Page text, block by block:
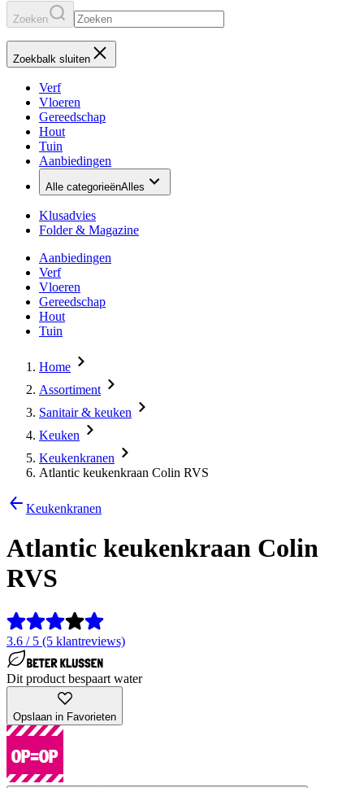
Zoeken
Zoekbalk sluiten
Verf
Vloeren
Gereedschap
Hout
Tuin
Aanbiedingen
Alle categorieënAlles
Klusadvies
Folder & Magazine
Aanbiedingen
Verf
Vloeren
Gereedschap
Hout
Tuin
Home
Assortiment
Sanitair & keuken
Keuken
Keukenkranen
Atlantic keukenkraan Colin RVS
Keukenkranen
Atlantic keukenkraan Colin
RVS
3.6 / 5 (5 klantreviews)
Dit product bespaart water
Opslaan in Favorieten